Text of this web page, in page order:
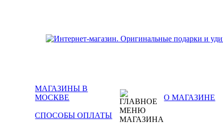
МАГАЗИНЫ В
МОСКВЕ
О МАГАЗИНЕ
СПОСОБЫ ОПЛАТЫ